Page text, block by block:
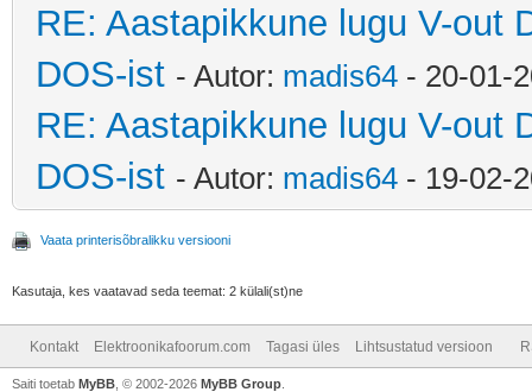
RE: Aastapikkune lugu V-out
DOS-ist - Autor: madis64 - 20-01-
RE: Aastapikkune lugu V-out
DOS-ist - Autor: madis64 - 19-02-
Vaata printerisõbralikku versiooni
Kasutaja, kes vaatavad seda teemat: 2 külali(st)ne
Kontakt Elektroonikafoorum.com Tagasi üles Lihtsustatud versioon
Saiti toetab MyBB , © 2002-2026 MyBB Group